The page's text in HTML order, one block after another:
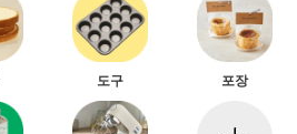
도구 포장